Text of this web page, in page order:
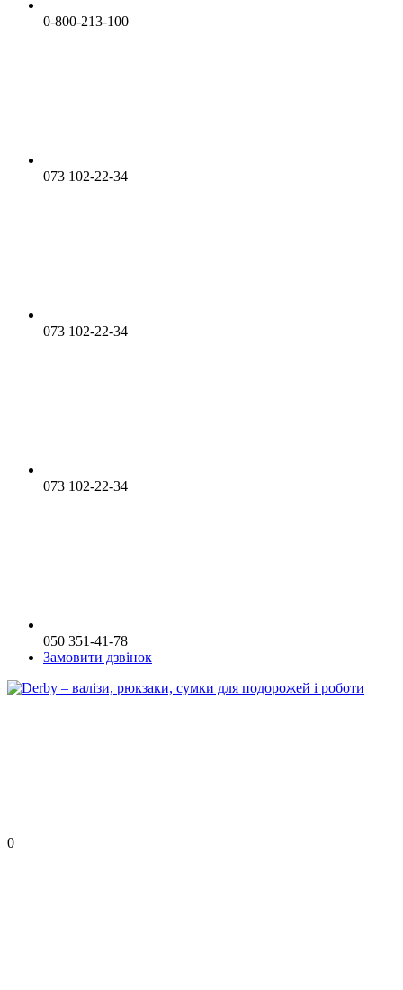
0-800-213-100
073 102-22-34
073 102-22-34
073 102-22-34
050 351-41-78
Замовити дзвінок
0